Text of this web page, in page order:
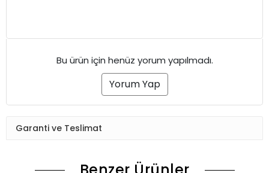
Bu ürün için henüz yorum yapılmadı.
Yorum Yap
Garanti ve Teslimat